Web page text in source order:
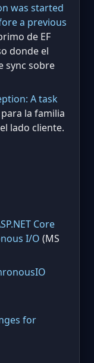
was started
a previous
de EF
donde el
sync sobre
A task
para la familia
lado cliente.
Core
I/O (MS
for